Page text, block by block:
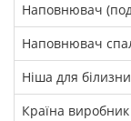
Наповнювач
Наповнювач
Ніша для білизни
Країна виробник